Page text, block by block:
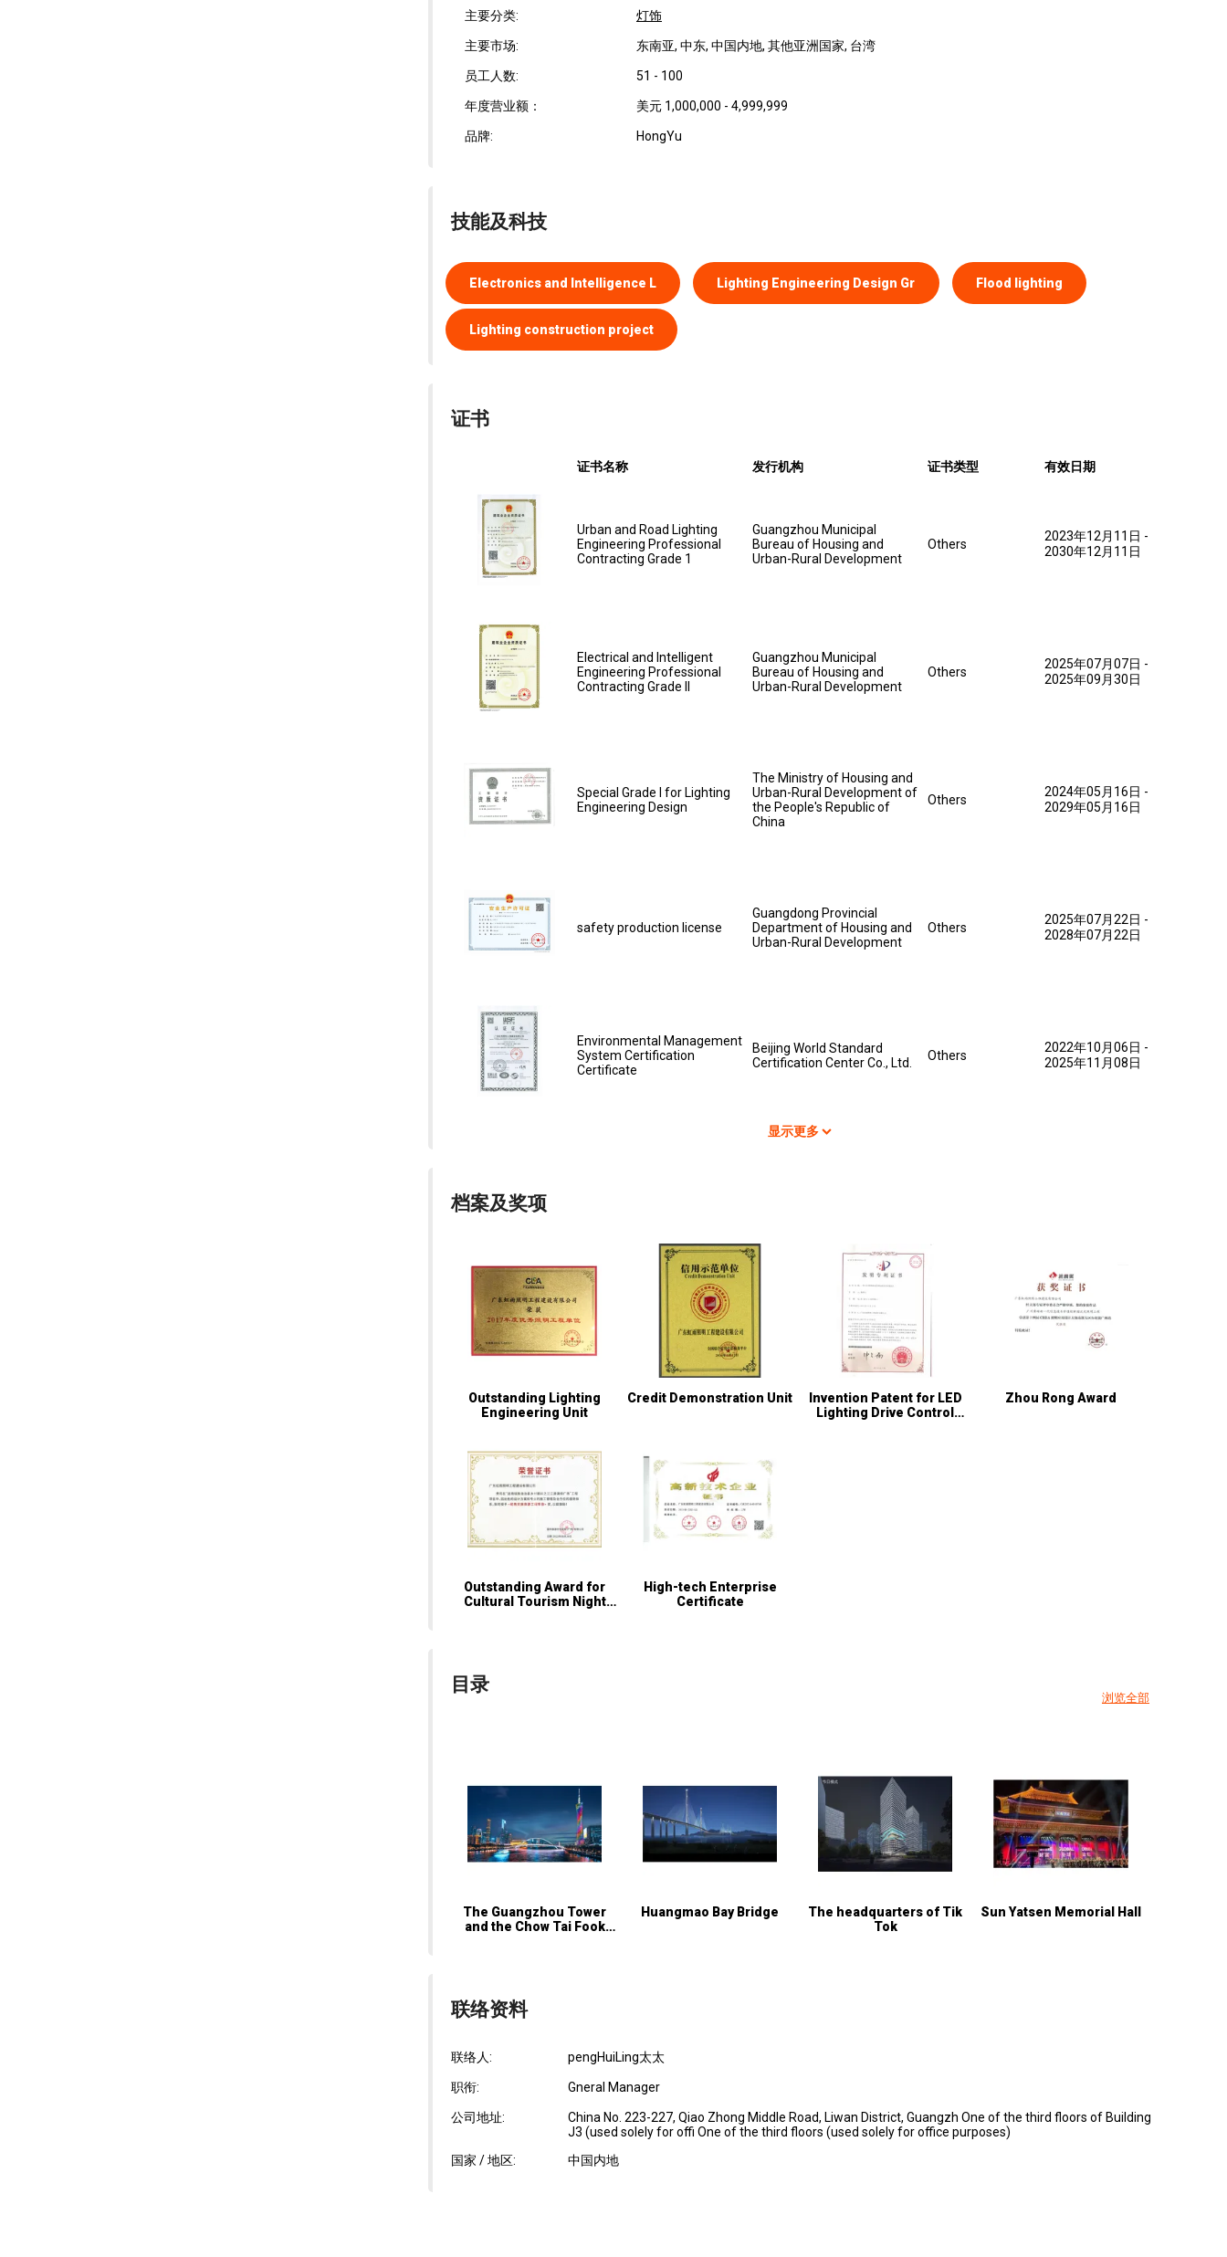
主要分类: 灯饰
主要市场: 东南亚, 中东, 中国内地, 其他亚洲国家, 台湾
员工人数: 51 - 100
年度营业额： 美元 1,000,000 - 4,999,999
品牌: HongYu
技能及科技
Electronics and Intelligence L Lighting Engineering Design Gr Flood lighting
Lighting construction project
证书
证书名称 发行机构 证书类型 有效日期
Urban and Road Lighting
Engineering Professional
Contracting Grade 1
Guangzhou Municipal
Bureau of Housing and
Urban-Rural Development
Others
2023年12月11日 -
2030年12月11日
Electrical and Intelligent
Engineering Professional
Contracting Grade II
Guangzhou Municipal
Bureau of Housing and
Urban-Rural Development
Others
2025年07月07日 -
2025年09月30日
Special Grade I for Lighting
Engineering Design
The Ministry of Housing and
Urban-Rural Development of
the People's Republic of
China
Others
2024年05月16日 -
2029年05月16日
safety production license
Guangdong Provincial
Department of Housing and
Urban-Rural Development
Others
2025年07月22日 -
2028年07月22日
Environmental Management
System Certification
Certificate
Beijing World Standard
Certification Center Co., Ltd.
Others
2022年10月06日 -
2025年11月08日
显示更多
档案及奖项
Outstanding Lighting
Engineering Unit
Credit Demonstration Unit
Invention Patent for LED
Lighting Drive Control
Zhou Rong Award
Outstanding Award for
Cultural Tourism Night
High-tech Enterprise
Certificate
目录
浏览全部
The Guangzhou Tower
and the Chow Tai Fook
Huangmao Bay Bridge
The headquarters of Tik
Tok
Sun Yatsen Memorial Hall
联络资料
联络人: pengHuiLing太太
职衔: Gneral Manager
公司地址:
China No. 223-227, Qiao Zhong Middle Road, Liwan District, Guangzh One of the third floors of Building
J3 (used solely for offi One of the third floors (used solely for office purposes)
国家 / 地区:
中国内地